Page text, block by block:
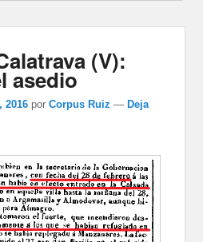
(V):
asedio
2016 porCorpus Ruiz — Deja